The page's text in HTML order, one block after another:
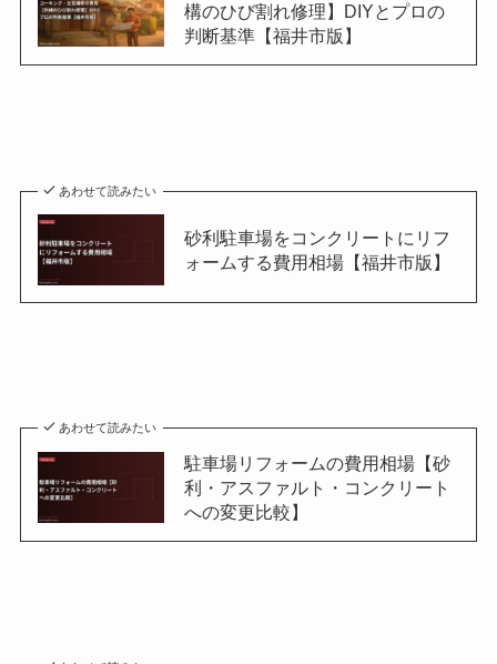
構のひび割れ修理】DIYとプロの
判断基準【福井市版】
あわせて読みたい
砂利駐車場をコンクリートにリフ
ォームする費用相場【福井市版】
あわせて読みたい
駐車場リフォームの費用相場【砂
利・アスファルト・コンクリート
への変更比較】